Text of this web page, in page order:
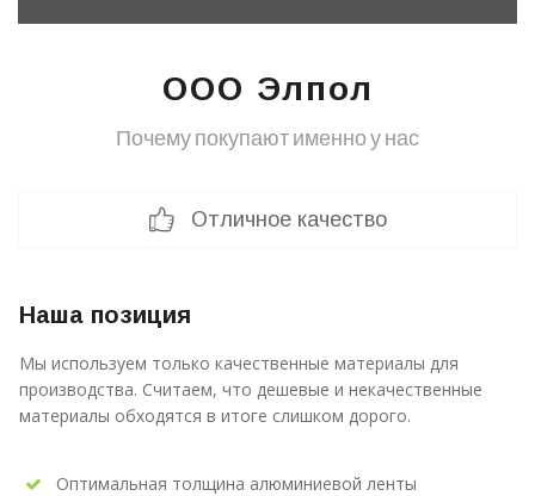
ООО Элпол
Почему покупают именно у нас
Отличное качество
Наша позиция
Мы используем только качественные материалы для
производства. Считаем, что дешевые и некачественные
материалы обходятся в итоге слишком дорого.
Оптимальная толщина алюминиевой ленты